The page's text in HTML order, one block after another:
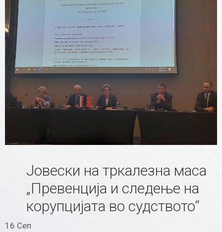
Јовески на тркалезна маса
„Превенција и следење на
корупцијата во судството“
16 Сеп